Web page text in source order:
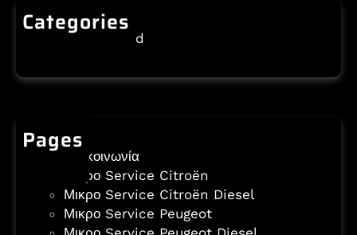
Categories
Uncategorized
Pages
Επικοινωνία
Μικρο Service Citroën
Μικρο Service Citroën Diesel
Μικρο Service Peugeot